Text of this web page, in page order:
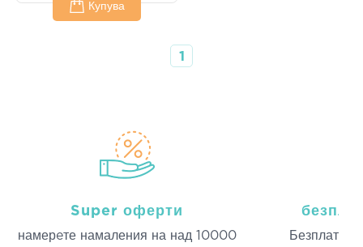
Купува
1
Super оферти
намерeте намаления на над 10000
Безплатна